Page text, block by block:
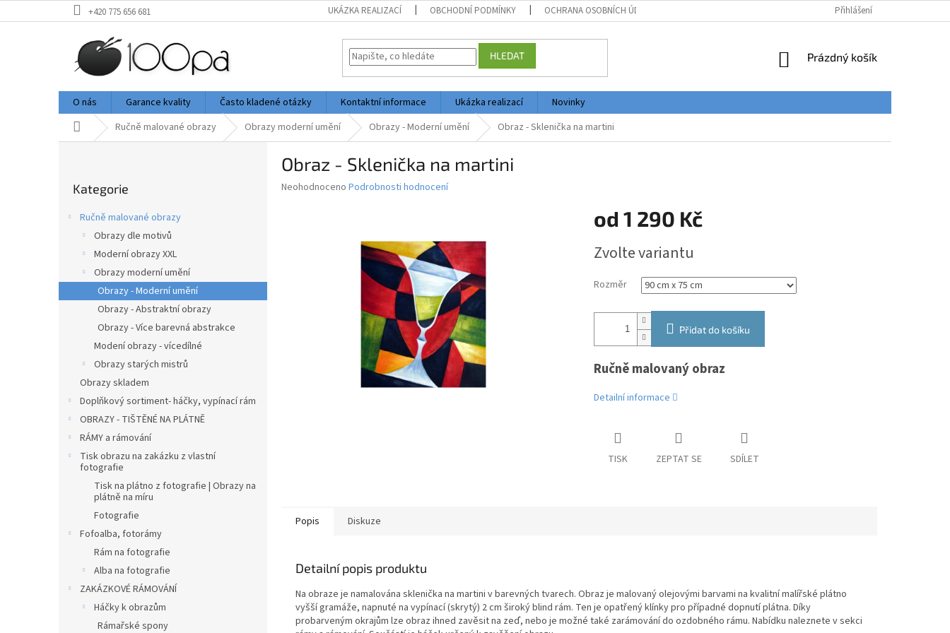
na
+420 775 656 681 UKÁZKA REALIZACÍ OBCHODNÍ PODMÍNKY OCHRANA OSOBNÍCH ÚDAJŮ Přihlášení
HLEDAT
NÁKUPNÍ
Prázdný košík
O nás Garance kvality Často kladené otázky Kontaktní informace Ukázka realizací
Novinky
Domů Ručně malované obrazy Obrazy moderní umění Obrazy - Moderní umění Obraz - Sklenička na martini
a
kategorie
Kategorie
Ručně malované obrazy
Obrazy dle motivů
Moderní obrazy XXL
Obrazy moderní umění
Obrazy - Moderní umění
Obrazy - Abstraktní obrazy
Obrazy - Více barevná abstrakce
Modení obrazy - vícedílné
Obrazy starých mistrů
Obrazy skladem
Doplňkový sortiment- háčky, vypínací rám
OBRAZY - TIŠTĚNÉ NA PLÁTNĚ
RÁMY a rámování
Tisk obrazu na zakázku z vlastní
fotografie
Tisk na plátno z fotografie | Obrazy na
plátně na míru
Fotografie
Fofoalba, fotorámy
Rám na fotografie
Alba na fotografie
ZAKÁZKOVÉ RÁMOVÁNÍ
Háčky k obrazům
Rámařské spony
Obraz - Sklenička na martini
Průměrné
Neohodnoceno Podrobnosti hodnocení
od 1 290 Kč
cena:
Zvolte variantu
Rozměr
Přidat do košíku
Ručně malovaný obraz
Detailní informace
TISK ZEPTAT SE SDÍLET
Popis Diskuze
Detailní popis produktu
Na obraze je namalována sklenička na martini v barevných tvarech. Obraz je malovaný olejovými barvami na kvalitní malířské plátno
vyšší gramáže, napnuté na vypínací (skrytý) 2 cm široký blind rám. Ten je opatřený klínky pro případné dopnutí plátna. Díky
probarveným okrajům lze obraz ihned zavěsit na zeď, nebo je možné také zarámování do ozdobného rámu. Nabídku naleznete v sekci